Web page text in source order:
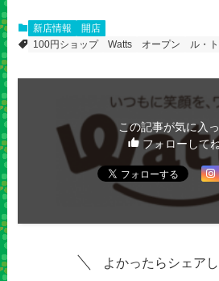
新店情報
開店
100円ショップ
Watts オープン ル・
この記事が気に入
フォローして
よかったらシェアし